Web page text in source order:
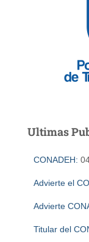
Ultimas
CONADEH:
Advierte el
Advierte
Titular del